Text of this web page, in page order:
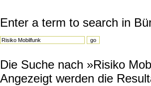
Enter a term to search in
Die Suche nach »Risiko
Angezeigt werden die